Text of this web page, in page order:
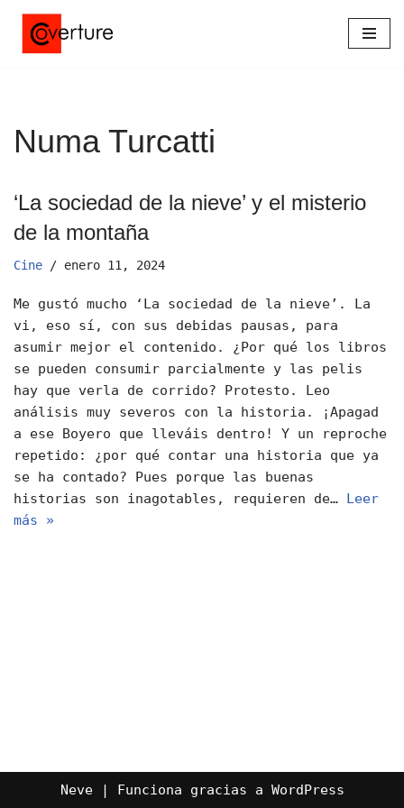
Saltar
Numa Turcatti
‘La sociedad de la nieve’ y el misterio
de la montaña
Cine enero 11, 2024
Me gustó mucho ‘La sociedad de la nieve’. La
vi, eso sí, con sus debidas pausas, para
asumir mejor el contenido. ¿Por qué los libros
se pueden consumir parcialmente y las pelis
hay que verla de corrido? Protesto. Leo
análisis muy severos con la historia. ¡Apagad
a ese Boyero que lleváis dentro! Y un reproche
repetido: ¿por qué contar una historia que ya
se ha contado? Pues porque las buenas
historias son inagotables, requieren de… Leer
más »
Neve| Funciona gracias a WordPress